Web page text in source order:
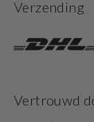
Verzending
Vertrouwd